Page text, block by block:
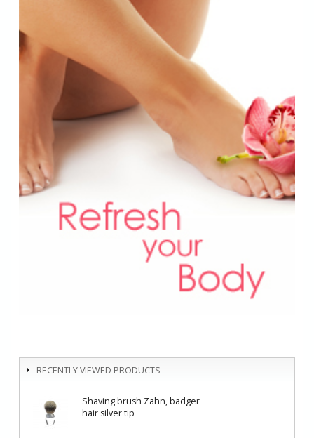
RECENTLY VIEWED PRODUCTS
Shaving brush Zahn, badger
hair silver tip